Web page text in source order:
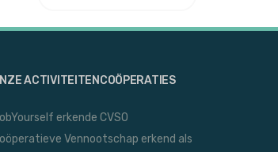
ACTIVITEITENCOÖPERATIES
erkende CVSO
Vennootschap erkend als